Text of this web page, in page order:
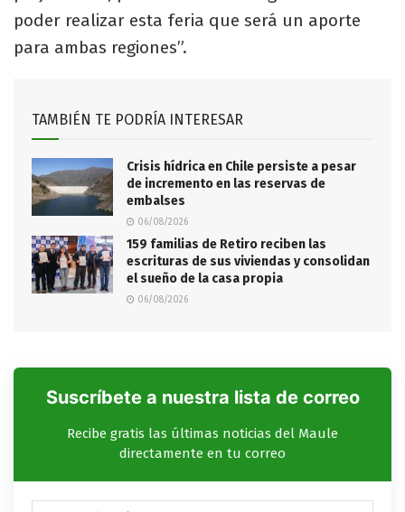
poder realizar esta feria que será un aporte
para ambas regiones”.
TAMBIÉN TE PODRÍA INTERESAR
Crisis hídrica en Chile persiste a pesar
de incremento en las reservas de
embalses
06/08/2026
159 familias de Retiro reciben las
escrituras de sus viviendas y consolidan
el sueño de la casa propia
06/08/2026
Suscríbete a nuestra lista de correo
Recibe gratis las últimas noticias del Maule
directamente en tu correo